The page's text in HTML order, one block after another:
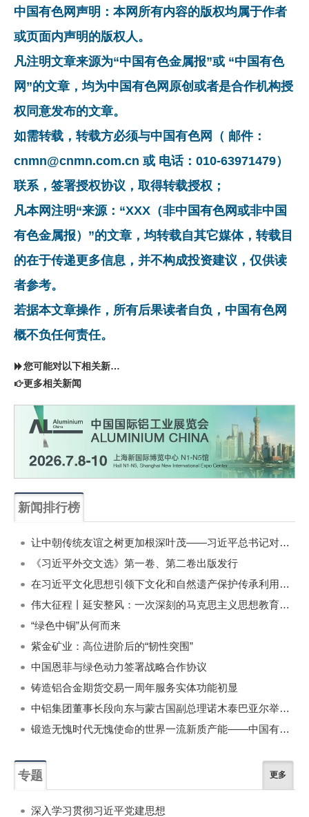
中国有色网声明：本网所有内容的版权均属于作者
或页面内声明的版权人。
凡注明文章来源为“中国有色金属报”或 “中国有色
网”的文章，均为中国有色网原创或者是合作机构授
权同意发布的文章。
如需转载，转载方必须与中国有色网（ 邮件：
cnmn@cnmn.com.cn 或 电话：010-63971479）
联系，签署授权协议，取得转载授权；
凡本网注明“来源：“XXX（非中国有色网或非中国
有色金属报）”的文章，均转载自其它媒体，转载目
的在于传递更多信息，并不构成投资建议，仅供读
者参考。
若据本文章操作，所有后果读者自负，中国有色网
概不负任何责任。
您可能对以下相关新闻同样感兴趣
更多相关新闻
新闻排行榜
让中朝传统友谊之树更加根深叶茂——习近平总书记对朝鲜进行国事访问纪实
《习近平外交文选》第一卷、第二卷出版发行
在习近平文化思想引领下文化和自然遗产保护传承利用工作开创新局面
伟大征程丨延安整风：一次深刻的马克思主义思想教育运动
“绿色中铜”从何而来
紫金矿业：高位进阶后的“韧性突围”
中国恩菲与绿色动力签署战略合作协议
铸造铝合金期货交易一周年服务实体功能初显
中铝集团董事长段向东与蒙古国副总理诺木泰巴亚尔举行会谈
锻造无愧时代无愧使命的世界一流新质产能——中国有色金属工业的战略应对与破局之道（二）
专题 更多
深入学习贯彻习近平党建思想